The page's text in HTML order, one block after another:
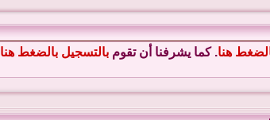
هنا. كما يشرفنا أن تقوم بالتسجيل بالضغط هنا